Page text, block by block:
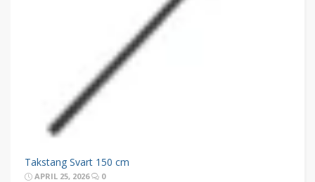
Takstang Svart 150 cm
APRIL 25, 2026 0